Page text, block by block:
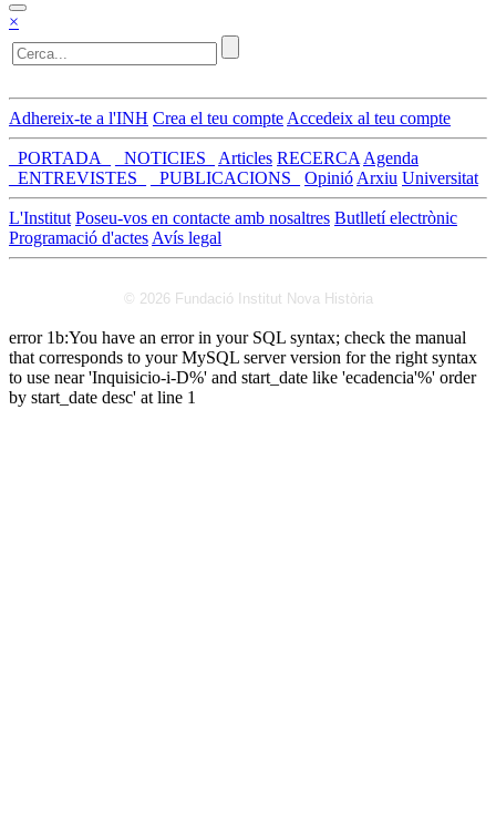
×
Adhereix-te a l'INH Crea el teu compte Accedeix al teu compte
_PORTADA_ _NOTICIES_ Articles RECERCA Agenda
_ENTREVISTES_
_PUBLICACIONS_ Opinió Arxiu Universitat
L'Institut Poseu-vos en contacte amb nosaltres Butlletí electrònic
Programació d'actes Avís legal
© 2026 Fundació Institut Nova Història
error 1b:You have an error in your SQL syntax; check the manual
that corresponds to your MySQL server version for the right syntax
to use near 'Inquisicio-i-D%' and start_date like 'ecadencia'%' order
by start_date desc' at line 1